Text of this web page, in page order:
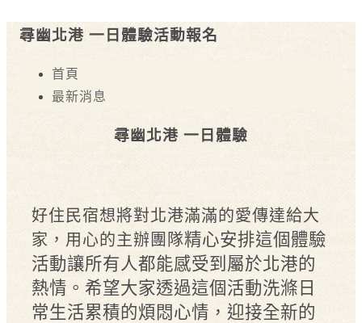
尋幽北港 一日體驗活動報名
首頁
最新消息
尋幽北港 一日體驗
好住民宿想將對北港滿滿的愛傳達給大
家，用心的主辦團隊精心安排這個體驗
活動讓所有人都能感受到屬於北港的
熱情。 希望大家透過這個活動洗滌日
常生活累積的煩悶心情， 迎接全新的